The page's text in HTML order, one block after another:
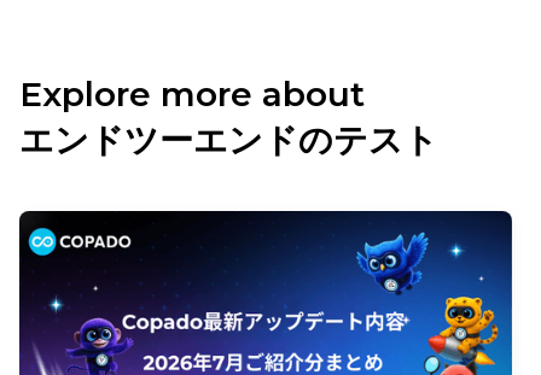
Explore more about
エンドツーエンドのテスト